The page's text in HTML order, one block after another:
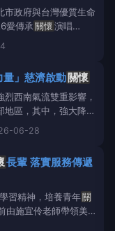
市政府與台灣優質生命
愛傳承關懷演唱
伴獨居長者、弱勢家
滿音樂與
推動「愛傳承關懷演
量」慈濟啟動關懷
西南氣流雙重影響，
區，其中，強大降雨
重積淹水災情。隨著
入家園重整之際，慈濟
、南州、長治等五大
06-28
長輩 落實服務傳遞
習精神，培養青年關
由施宜伶老師帶領美
共計33位師生，前